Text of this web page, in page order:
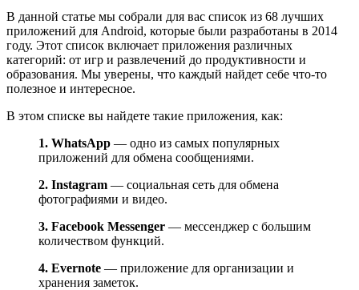
В данной статье мы собрали для вас список из 68 лучших
приложений для Android, которые были разработаны в 2014
году. Этот список включает приложения различных
категорий: от игр и развлечений до продуктивности и
образования. Мы уверены, что каждый найдет себе что-то
полезное и интересное.
В этом списке вы найдете такие приложения, как:
1. WhatsApp — одно из самых популярных
приложений для обмена сообщениями.
2. Instagram — социальная сеть для обмена
фотографиями и видео.
3. Facebook Messenger — мессенджер с большим
количеством функций.
4. Evernote — приложение для организации и
хранения заметок.